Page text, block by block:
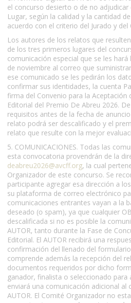
el concurso desierto o de no adjudicar
Lugar, según la calidad y la cantidad
acuerdo con el criterio del Jurado y
Los autores de los relatos que
de los tres primeros lugares del
comunicación especial que se les
de noviembre al correo que
ese comunicado se les pedirán los
confirmar sus identidades, la cuenta
firma del Convenio para la Aceptación
Editorial del Premio De Abreu 2026.
requisitos antes de la fecha de
relato podrá ser descalificado y el
relato que resulte con la mejor
5. COMUNICACIONES. Todas las
esta convocatoria provendrán de la
deabreu2026@avcff.org, la cual
Organizador de este concurso. Se
participante agregar esa dirección a
su plataforma de correo electrónico
comunicaciones entrantes vayan a la
deseado (o spam), ya que cualquier
descalificada si no es posible la
AUTOR, tanto durante la Fase de
Editorial. El AUTOR recibirá una
confirmación del llenado del
comprende además la recepción del
documentos requeridos por dicho
ganador, finalista o seleccionado para
enviará una comunicación adicional al
AUTOR. El Comité Organizador no